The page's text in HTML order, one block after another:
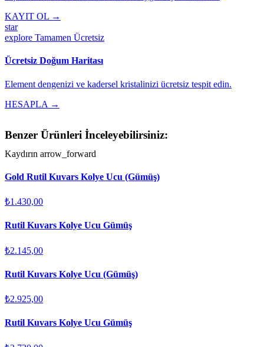
KAYIT OL →
star
explore Tamamen Ücretsiz
Ücretsiz Doğum Haritası
Element dengenizi ve kadersel kristalinizi ücretsiz tespit edin.
HESAPLA →
Benzer Ürünleri İnceleyebilirsiniz:
Kaydırın arrow_forward
Gold Rutil Kuvars Kolye Ucu (Gümüş)
₺1.430,00
Rutil Kuvars Kolye Ucu Gümüş
₺2.145,00
Rutil Kuvars Kolye Ucu (Gümüş)
₺2.925,00
Rutil Kuvars Kolye Ucu Gümüş